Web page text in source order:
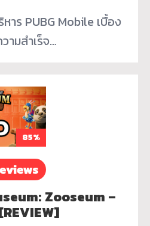
ร PUBG Mobile เบื้อง
ามสำเร็จ…
85%
Zooseum –